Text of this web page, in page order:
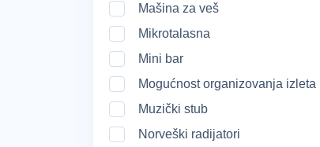
Mašina za veš
Mikrotalasna
Mini bar
Mogućnost organizovanja izleta
Muzički stub
Norveški radijatori